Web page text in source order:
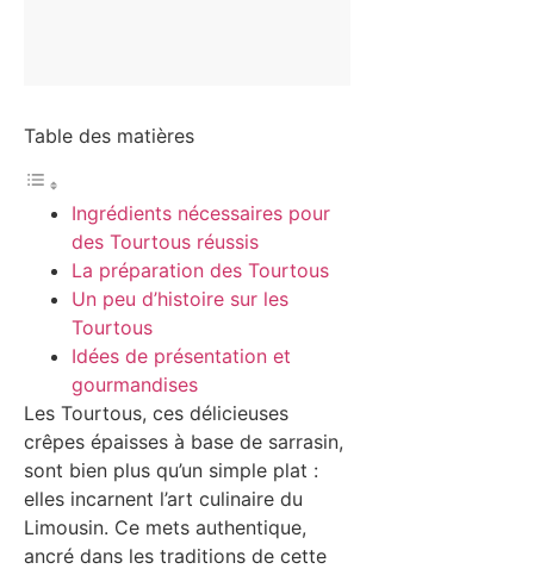
Table des matières
Ingrédients nécessaires pour
des Tourtous réussis
La préparation des Tourtous
Un peu d’histoire sur les
Tourtous
Idées de présentation et
gourmandises
Les Tourtous, ces délicieuses
crêpes épaisses à base de sarrasin,
sont bien plus qu’un simple plat :
elles incarnent l’art culinaire du
Limousin. Ce mets authentique,
ancré dans les traditions de cette